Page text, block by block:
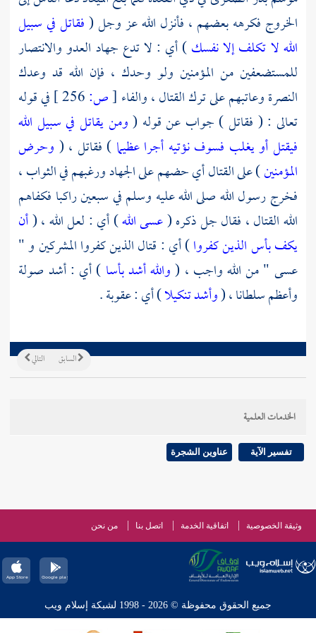
الخروج فكرهه بعضهم ، فأنزل الله عز وجل (فقاتل في سبيل
الله لا تكلف إلا نفسك) أي : لا تدع جهاد العدو والانتصار
للمستضعفين من المؤمنين ولو وحدك ، فإن الله قد وعدك
النصرة وعاتبهم على ترك القتال ، والفاء [ص:
في قوله
تعالى : ( فقاتل ) جواب عن قوله (ومن يقاتل في سبيل الله
فيقتل أو يغلب فسوف نؤتيه أجرا عظيما ) فقاتل ، ( وحرض
المؤمنين) على القتال أي حضهم على الجهاد ورغبهم في الثواب ،
فخرج رسول الله صلى الله عليه وسلم في سبعين راكبا فكفاهم
الله القتال ، فقال جل ذكره (عسى الله) أي : لعل الله ، (أن
يكف بأس الذين كفروا) أي : قتال الذين كفروا المشركين و "
عسى " من الله واجب ، (والله أشد بأسا ) أي : أشد صولة
وأعظم سلطانا ، (وأشد تنكيلا) أي : عقوبة .
التالي السابق
الخدمات العلمية
تفسير الآية عناوين الشجرة
وثيقة الخصوصية اتفاقية الخدمة اتصل بنا من نحن
جميع الحقوق محفوظة © 2026 - 1998 لشبكة إسلام ويب